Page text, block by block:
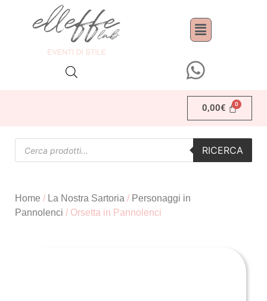
0,00€
RICERCA
Home / La Nostra Sartoria / Personaggi in
Pannolenci / Orsetta in Pannolenci